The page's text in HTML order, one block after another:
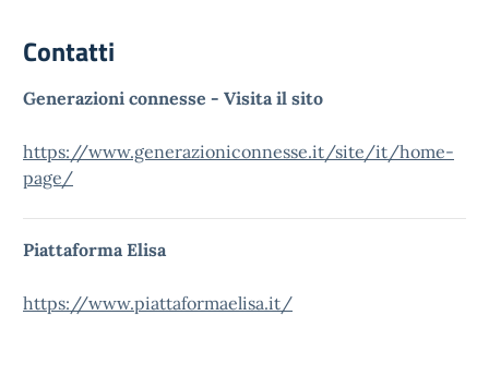
Contatti
Generazioni connesse - Visita il sito
https://www.generazioniconnesse.it/site/it/home-
page/
Piattaforma Elisa
https://www.piattaformaelisa.it/